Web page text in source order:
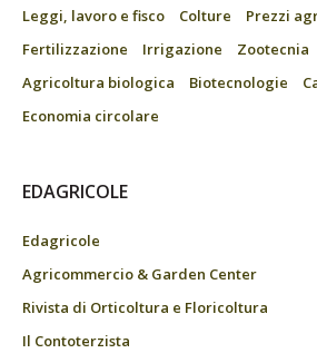
Leggi, lavoro e fisco
Colture
Prezzi
Fertilizzazione
Irrigazione Zootecnia
Agricoltura biologica
Biotecnologie
Economia circolare
EDAGRICOLE
Edagricole
Agricommercio & Garden Center
Rivista di Orticoltura e Floricoltura
Il Contoterzista